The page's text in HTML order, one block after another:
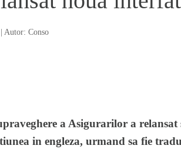
| Autor: Conso
a Asigurarilor a relansat
in engleza, urmand sa fie